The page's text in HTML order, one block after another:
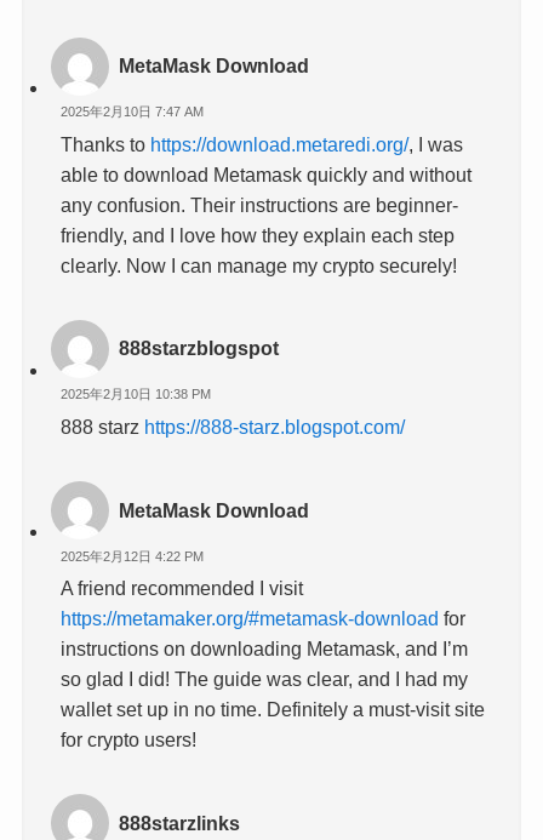
MetaMask Download
2025年2月10日 7:47 AM
Thanks to https://download.metaredi.org/, I was
able to download Metamask quickly and without
any confusion. Their instructions are beginner-
friendly, and I love how they explain each step
clearly. Now I can manage my crypto securely!
888starzblogspot
2025年2月10日 10:38 PM
888 starz https://888-starz.blogspot.com/
MetaMask Download
2025年2月12日 4:22 PM
A friend recommended I visit
https://metamaker.org/#metamask-download for
instructions on downloading Metamask, and I’m
so glad I did! The guide was clear, and I had my
wallet set up in no time. Definitely a must-visit site
for crypto users!
888starzlinks